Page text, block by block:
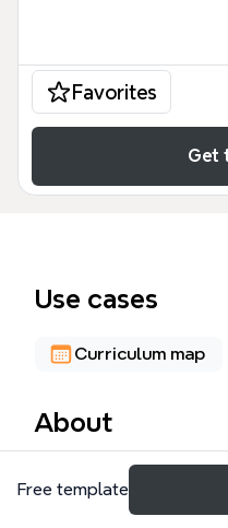
Favorites
Get
Use cases
Curriculum map
About
Peta pikiran
kerja dasar untuk
Free template